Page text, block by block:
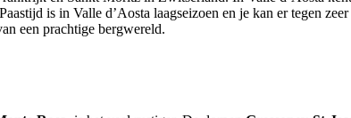
is in Valle d’Aosta laagseizoen en je kan er tegen
een prachtige bergwereld.